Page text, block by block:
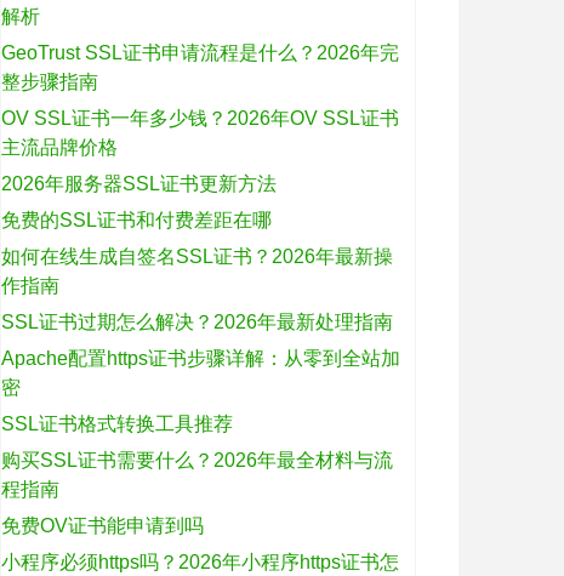
解析
GeoTrust SSL证书申请流程是什么？2026年完
整步骤指南
OV SSL证书一年多少钱？2026年OV SSL证书
主流品牌价格
2026年服务器SSL证书更新方法
免费的SSL证书和付费差距在哪
如何在线生成自签名SSL证书？2026年最新操
作指南
SSL证书过期怎么解决？2026年最新处理指南
Apache配置https证书步骤详解：从零到全站加
密
SSL证书格式转换工具推荐
购买SSL证书需要什么？2026年最全材料与流
程指南
免费OV证书能申请到吗
小程序必须https吗？2026年小程序https证书怎